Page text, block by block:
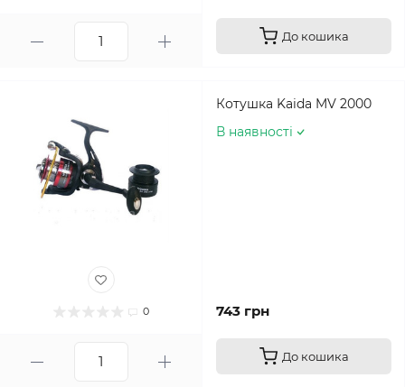
До кошика
0
Котушка Kaida MV 2000
В наявності
743 грн
До кошика